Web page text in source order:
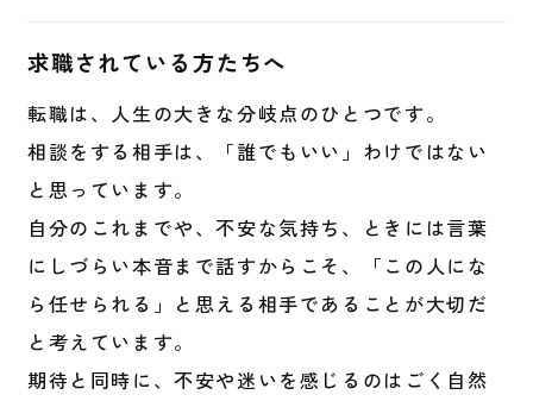
求職されている方たちへ
転職は、人生の大きな分岐点のひとつです。
相談をする相手は、「誰でもいい」わけではない
と思っています。
自分のこれまでや、不安な気持ち、ときには言葉
にしづらい本音まで話すからこそ、「この人にな
ら任せられる」と思える相手であることが大切だ
と考えています。
期待と同時に、不安や迷いを感じるのはごく自然